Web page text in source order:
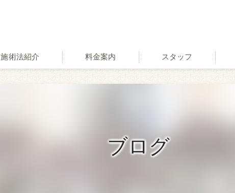
施術法紹介 料金案内 スタッフ
ブログ